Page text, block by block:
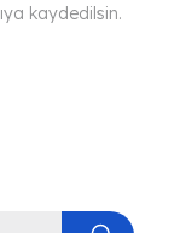
kaydedilsin.